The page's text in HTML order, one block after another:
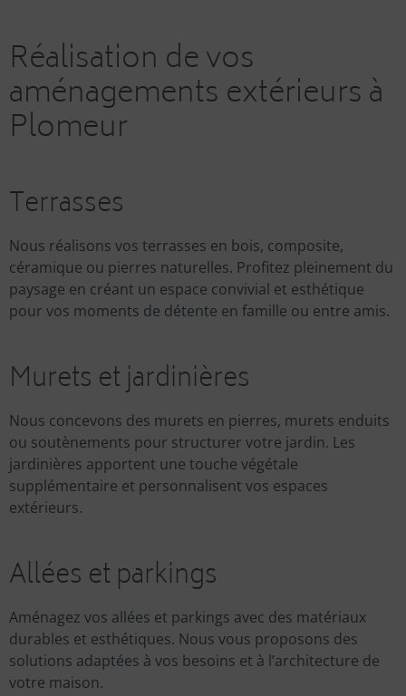
Réalisation de vos
aménagements extérieurs à
Plomeur
Terrasses
Nous réalisons vos terrasses en bois, composite,
céramique ou pierres naturelles. Profitez pleinement du
paysage en créant un espace convivial et esthétique
pour vos moments de détente en famille ou entre amis.
Murets et jardinières
Nous concevons des murets en pierres, murets enduits
ou soutènements pour structurer votre jardin. Les
jardinières apportent une touche végétale
supplémentaire et personnalisent vos espaces
extérieurs.
Allées et parkings
Aménagez vos allées et parkings avec des matériaux
durables et esthétiques. Nous vous proposons des
solutions adaptées à vos besoins et à l’architecture de
votre maison.